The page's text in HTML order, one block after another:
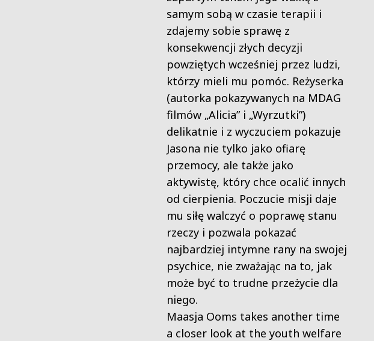
samym sobą w czasie terapii i
zdajemy sobie sprawę z
konsekwencji złych decyzji
powziętych wcześniej przez ludzi,
którzy mieli mu pomóc. Reżyserka
(autorka pokazywanych na MDAG
filmów „Alicia” i „Wyrzutki”)
delikatnie i z wyczuciem pokazuje
Jasona nie tylko jako ofiarę
przemocy, ale także jako
aktywistę, który chce ocalić innych
od cierpienia. Poczucie misji daje
mu siłę walczyć o poprawę stanu
rzeczy i pozwala pokazać
najbardziej intymne rany na swojej
psychice, nie zważając na to, jak
może być to trudne przeżycie dla
niego.
Maasja Ooms takes another time
a closer look at the youth welfare